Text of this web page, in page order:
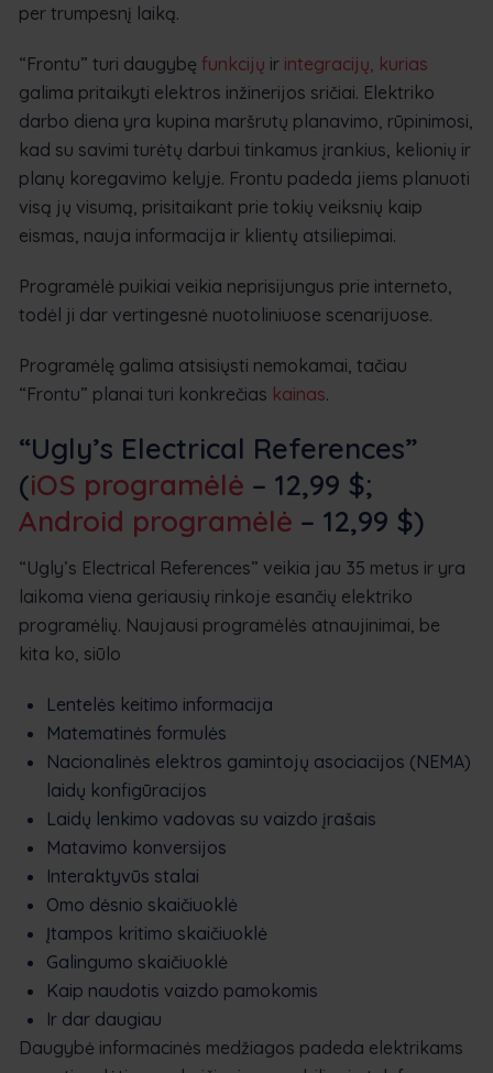
per trumpesnį laiką.
“Frontu” turi daugybę funkcijų ir integracijų, kurias
galima pritaikyti elektros inžinerijos sričiai. Elektriko
darbo diena yra kupina maršrutų planavimo, rūpinimosi,
kad su savimi turėtų darbui tinkamus įrankius, kelionių ir
planų koregavimo kelyje. Frontu padeda jiems planuoti
visą jų visumą, prisitaikant prie tokių veiksnių kaip
eismas, nauja informacija ir klientų atsiliepimai.
Programėlė puikiai veikia neprisijungus prie interneto,
todėl ji dar vertingesnė nuotoliniuose scenarijuose.
Programėlę galima atsisiųsti nemokamai, tačiau
“Frontu” planai turi konkrečias kainas.
“Ugly’s Electrical References”
(iOS programėlė – 12,99 $;
Android programėlė – 12,99 $)
“Ugly’s Electrical References” veikia jau 35 metus ir yra
laikoma viena geriausių rinkoje esančių elektriko
programėlių. Naujausi programėlės atnaujinimai, be
kita ko, siūlo
Lentelės keitimo informacija
Matematinės formulės
Nacionalinės elektros gamintojų asociacijos (NEMA)
laidų konfigūracijos
Laidų lenkimo vadovas su vaizdo įrašais
Matavimo konversijos
Interaktyvūs stalai
Omo dėsnio skaičiuoklė
Įtampos kritimo skaičiuoklė
Galingumo skaičiuoklė
Kaip naudotis vaizdo pamokomis
Ir dar daugiau
Daugybė informacinės medžiagos padeda elektrikams